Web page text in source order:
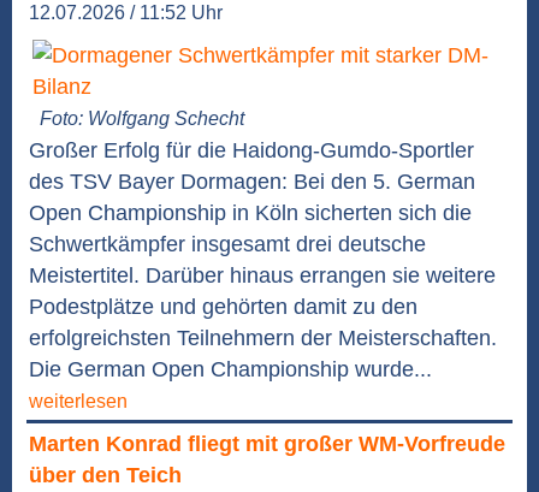
12.07.2026 / 11:52 Uhr
Foto: Wolfgang Schecht
Großer Erfolg für die Haidong-Gumdo-Sportler
des TSV Bayer Dormagen: Bei den 5. German
Open Championship in Köln sicherten sich die
Schwertkämpfer insgesamt drei deutsche
Meistertitel. Darüber hinaus errangen sie weitere
Podestplätze und gehörten damit zu den
erfolgreichsten Teilnehmern der Meisterschaften.
Die German Open Championship wurde...
weiterlesen
Marten Konrad fliegt mit großer WM-Vorfreude
über den Teich